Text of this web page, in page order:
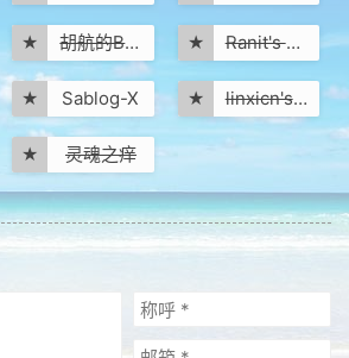
流行.时代.天下
网络新事物
收藏.经典
网友情怀
链接
★ 胡航的Blog ★ Ranit's weBlog
★ Sablog-X ★ linxicn's blog
★ 灵魂之痒